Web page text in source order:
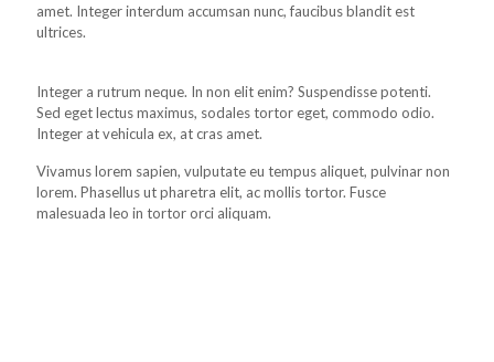
amet. Integer interdum accumsan nunc, faucibus blandit est
ultrices.
Integer a rutrum neque. In non elit enim? Suspendisse potenti.
Sed eget lectus maximus, sodales tortor eget, commodo odio.
Integer at vehicula ex, at cras amet.
Vivamus lorem sapien, vulputate eu tempus aliquet, pulvinar non
lorem. Phasellus ut pharetra elit, ac mollis tortor. Fusce
malesuada leo in tortor orci aliquam.